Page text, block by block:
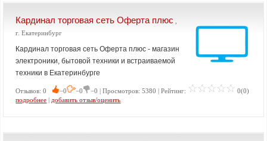
Кардинал торговая сеть Оферта плюс
г. Екатеринбург
Кардинал торговая сеть Оферта плюс - магазин
электроники, бытовой техники и встраиваемой
техники в Екатеринбурге
Отзывов: 0 −0 −0 −0 | Просмотров: 5380 | Рейтинг:
0(0)
подробнее | добавить отзыв/оценить